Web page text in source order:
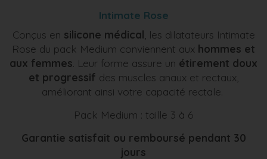
Intimate Rose
Conçus en silicone médical
, les dilatateurs Intimate
Rose du pack Medium conviennent aux hommes et
aux femmes . Leur forme assure un étirement doux
et progressif des muscles anaux et rectaux,
améliorant ainsi votre capacité rectale.
Pack Medium : taille 3 à 6
Garantie satisfait ou remboursé pendant 30
jours